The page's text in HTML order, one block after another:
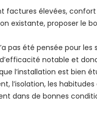
factures élevées,
existante, proposer le
pas été pensée pour
notable et
l’installation est bien
l’isolation, les habitudes
dans de bonnes